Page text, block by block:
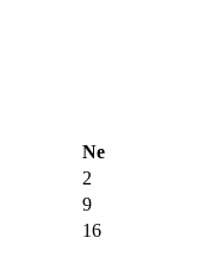
Ne
2
9
16